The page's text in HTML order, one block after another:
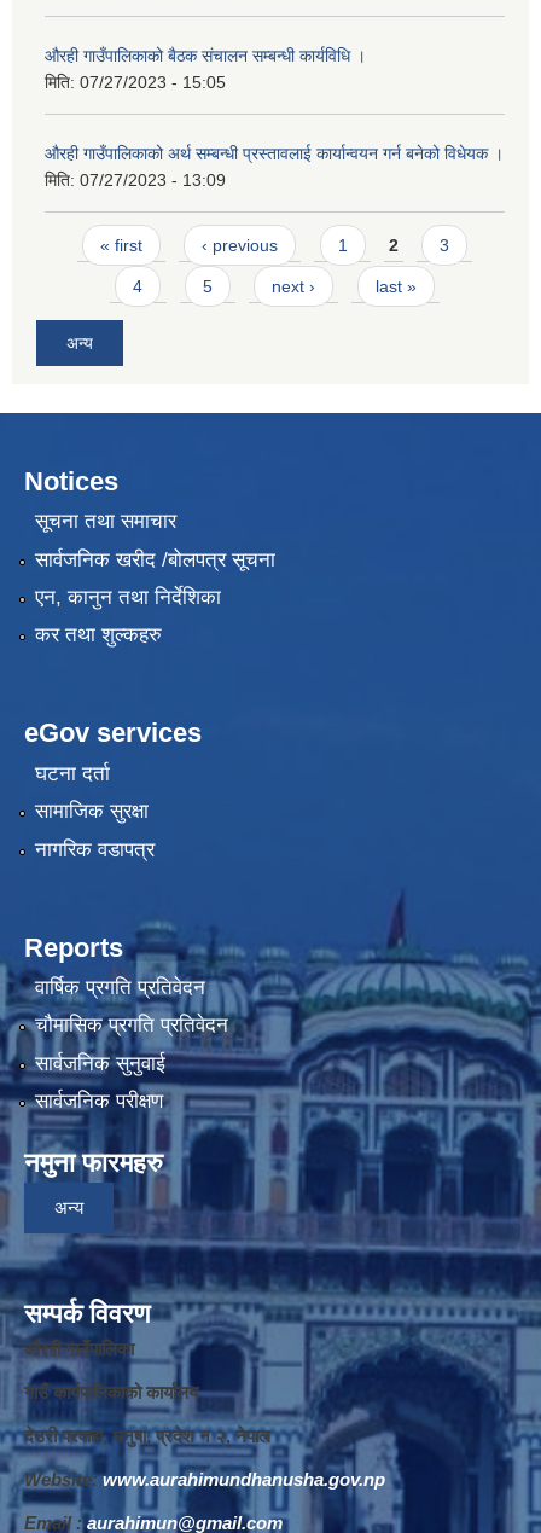
औरही गाउँपालिकाको बैठक संचालन सम्बन्धी कार्यविधि ।
मिति: 07/27/2023 - 15:05
औरही गाउँपालिकाको अर्थ सम्बन्धी प्रस्तावलाई कार्यान्वयन गर्न बनेको विधेयक ।
मिति: 07/27/2023 - 13:09
Pages
« first ‹ previous 1 2 3
4 5 next › last »
अन्य
Notices
सूचना तथा समाचार
सार्वजनिक खरीद /बोलपत्र सूचना
एन, कानुन तथा निर्देशिका
कर तथा शुल्कहरु
eGov services
घटना दर्ता
सामाजिक सुरक्षा
नागरिक वडापत्र
Reports
वार्षिक प्रगति प्रतिवेदन
चौमासिक प्रगति प्रतिवेदन
सार्वजनिक सुनुवाई
सार्वजनिक परीक्षण
नमुना फारमहरु
अन्य
सम्पर्क विवरण
औरही गाउँपालिका
गाउँ कार्यपालिकाको कार्यालय
देउरी परवाहा, धनुषा, प्रदेश न‌‍ २, नेपाल
Website:www.aurahimundhanusha.gov.np
Email : aurahimun@gmail.com